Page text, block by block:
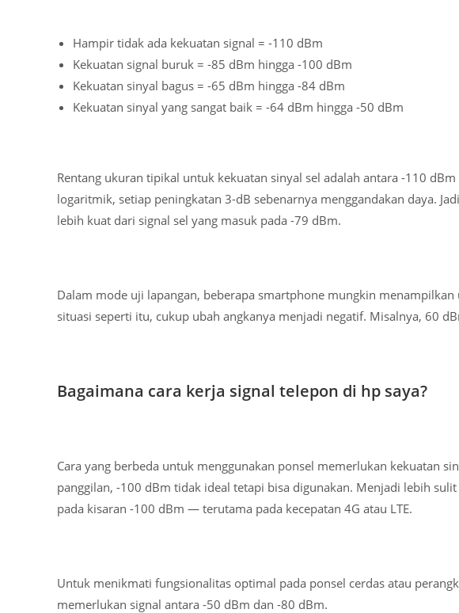
Hampir tidak ada kekuatan signal = -110 dBm
Kekuatan signal buruk = -85 dBm hingga -100 dBm
Kekuatan sinyal bagus = -65 dBm hingga -84 dBm
Kekuatan sinyal yang sangat baik = -64 dBm hingga -50 dBm
Rentang ukuran tipikal untuk kekuatan sinyal sel adalah antara -110
logaritmik, setiap peningkatan 3-dB sebenarnya menggandakan daya.
lebih kuat dari signal sel yang masuk pada -79 dBm.
Dalam mode uji lapangan, beberapa smartphone mungkin
situasi seperti itu, cukup ubah angkanya menjadi negatif. Misalnya, 60
Bagaimana cara kerja signal telepon di hp saya?
Cara yang berbeda untuk menggunakan ponsel memerlukan kekuatan
panggilan, -100 dBm tidak ideal tetapi bisa digunakan. Menjadi lebih
pada kisaran -100 dBm — terutama pada kecepatan 4G atau LTE.
Untuk menikmati fungsionalitas optimal pada ponsel cerdas atau
memerlukan signal antara -50 dBm dan -80 dBm.